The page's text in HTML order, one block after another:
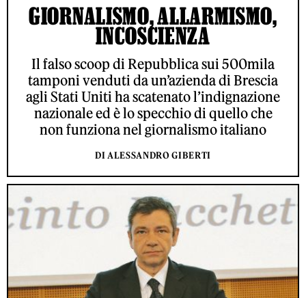
GIORNALISMO, ALLARMISMO,
INCOSCIENZA
Il falso scoop di Repubblica sui 500mila
tamponi venduti da un’azienda di Brescia
agli Stati Uniti ha scatenato l’indignazione
nazionale ed è lo specchio di quello che
non funziona nel giornalismo italiano
DI ALESSANDRO GIBERTI